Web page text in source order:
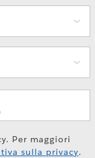
Per maggiori
sulla privacy.